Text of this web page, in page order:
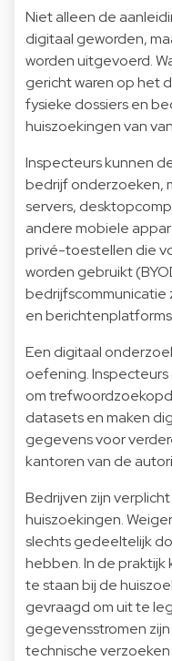
Niet alleen de
digitaal geworden,
worden uitgevoerd.
gericht waren op het
fysieke dossiers en
huiszoekingen van
Inspecteurs kunnen
bedrijf onderzoeken,
servers,
andere mobiele
privé-toestellen die
worden gebruikt
bedrijfscommunicatie
en
Een digitaal
oefening.
om
datasets en maken
gegevens voor
kantoren van de
Bedrijven zijn
huiszoekingen.
slechts gedeeltelijk
hebben. In de praktijk
te staan bij de
gevraagd om uit te
gegevensstromen
technische